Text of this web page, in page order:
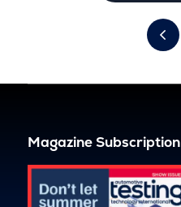
Magazine Subscription